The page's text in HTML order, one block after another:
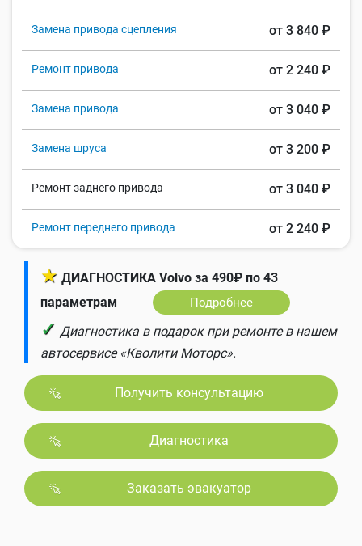
Замена привода сцепления от 3 840 ₽
Ремонт привода от 2 240 ₽
Замена привода от 3 040 ₽
Замена шруса от 3 200 ₽
Ремонт заднего привода от 3 040 ₽
Ремонт переднего привода от 2 240 ₽
★ ДИАГНОСТИКА Volvo за 490₽ по 43
параметрам
Подробнее
✓ Диагностика в подарок при ремонте в нашем
автосервисе «Кволити Моторс».
Получить консультацию
Диагностика
Заказать эвакуатор